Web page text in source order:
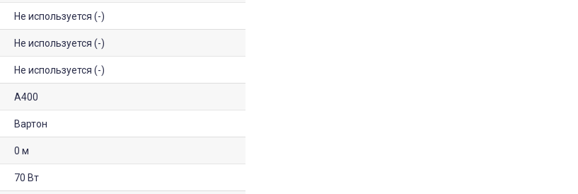
Не используется (-)
Не используется (-)
Не используется (-)
А400
Вартон
0 м
70 Вт